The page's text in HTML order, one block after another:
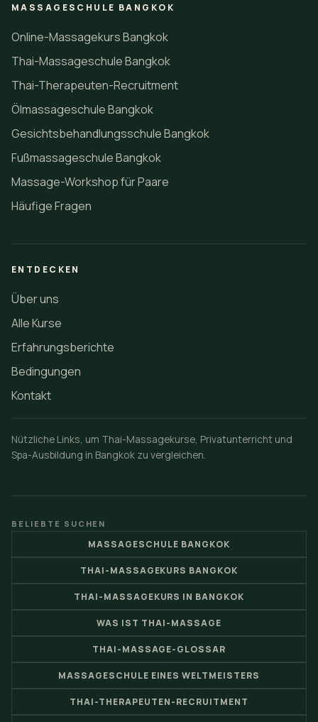
MASSAGESCHULE BANGKOK
Online-Massagekurs Bangkok
Thai-Massageschule Bangkok
Thai-Therapeuten-Recruitment
Ölmassageschule Bangkok
Gesichtsbehandlungsschule Bangkok
Fußmassageschule Bangkok
Massage-Workshop für Paare
Häufige Fragen
ENTDECKEN
Über uns
Alle Kurse
Erfahrungsberichte
Bedingungen
Kontakt
Nützliche Links, um Thai-Massagekurse, Privatunterricht und
Spa-Ausbildung in Bangkok zu vergleichen.
BELIEBTE SUCHEN
MASSAGESCHULE BANGKOK
THAI-MASSAGEKURS BANGKOK
THAI-MASSAGEKURS IN BANGKOK
WAS IST THAI-MASSAGE
THAI-MASSAGE-GLOSSAR
MASSAGESCHULE EINES WELTMEISTERS
THAI-THERAPEUTEN-RECRUITMENT